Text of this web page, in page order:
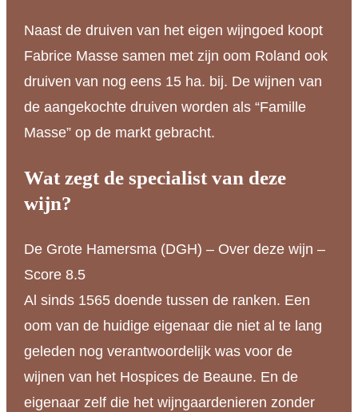
Naast de druiven van het eigen wijngoed koopt
Fabrice Masse samen met zijn oom Roland ook
druiven van nog eens 15 ha. bij. De wijnen van
de aangekochte druiven worden als “Famille
Masse” op de markt gebracht.
Wat zegt de specialist van deze
wijn?
De Grote Hamersma (DGH) – Over deze wijn –
Score 8.5
Al sinds 1565 doende tussen de ranken. Een
oom van de huidige eigenaar die niet al te lang
geleden nog verantwoordelijk was voor de
wijnen van het Hospices de Beaune. En de
eigenaar zelf die het wijngaardenieren zonder